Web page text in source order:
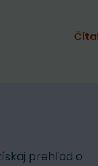
prehľad o